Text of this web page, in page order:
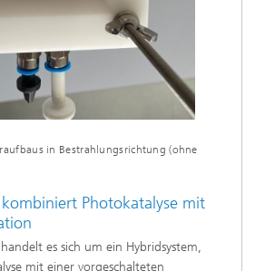
in Bestrahlungsrichtung (ohne
Photokatalyse mit
es sich um ein Hybridsystem,
mit einer vorgeschalteten